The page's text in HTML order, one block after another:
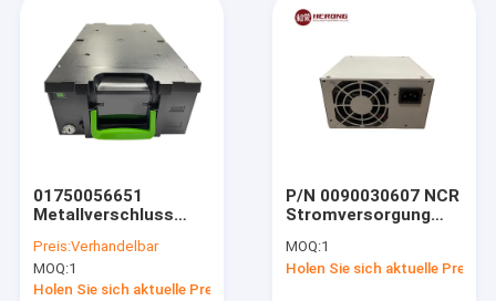
01750056651
Metallverschluss
2050XE Kassette
CMD-V4
Geldautomaten
Preis:Verhandelbar
MOQ:1
Holen Sie sich aktuelle Preis
P/N 0090030607 NCR
Stromversorgung
ATM Maschinenteile
MOQ:1
Holen Sie sich aktuelle Preis